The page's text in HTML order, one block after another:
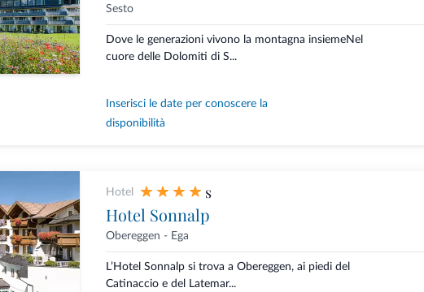
Sesto
Dove le generazioni vivono la montagna insiemeNel
cuore delle Dolomiti di S...
Inserisci le date per conoscere la
disponibilità
Hotel s
Hotel Sonnalp
Obereggen - Ega
L’Hotel Sonnalp si trova a Obereggen, ai piedi del
Catinaccio e del Latemar...